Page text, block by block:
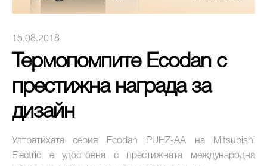
15.08.2018
Термопомпите Ecodan с
престижна награда за
дизайн
Ултратихата серия Ecodan PUHZ-AA на Mitsubishi
Electric е удостоена с престижната международна